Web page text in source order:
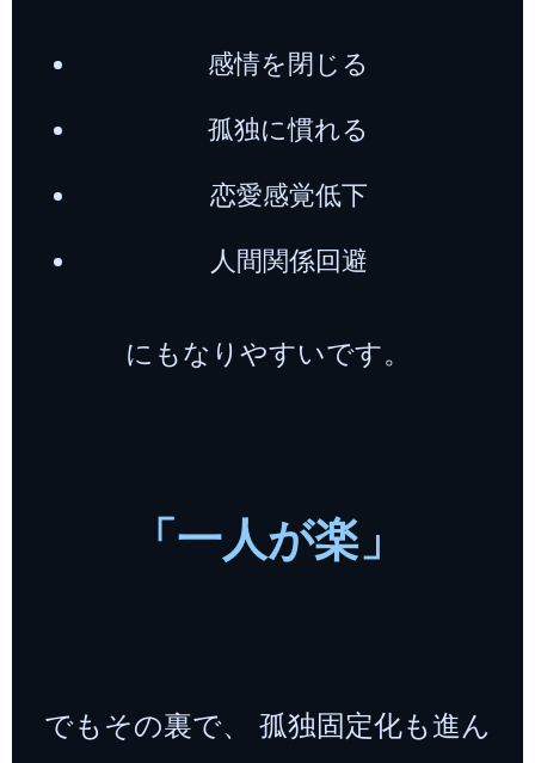
感情を閉じる
孤独に慣れる
恋愛感覚低下
人間関係回避
にもなりやすいです。
「一人が楽」
でもその裏で、 孤独固定化も進ん